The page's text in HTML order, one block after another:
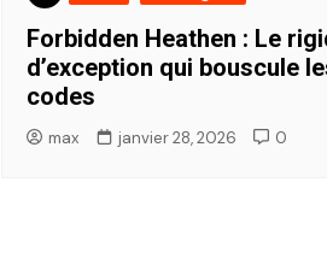
Forbidden Heathen : Le
d’exception qui bouscule
codes
max janvier 28, 2026 0